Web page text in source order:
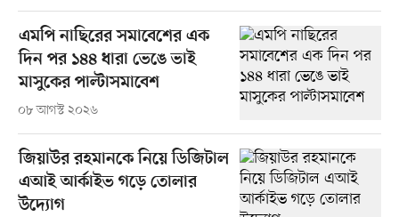
এমপি নাছিরের সমাবেশের এক
দিন পর ১৪৪ ধারা ভেঙে ভাই
মাসুকের পাল্টাসমাবেশ
০৮ আগস্ট ২০২৬
জিয়াউর রহমানকে নিয়ে ডিজিটাল
এআই আর্কাইভ গড়ে তোলার
উদ্যোগ